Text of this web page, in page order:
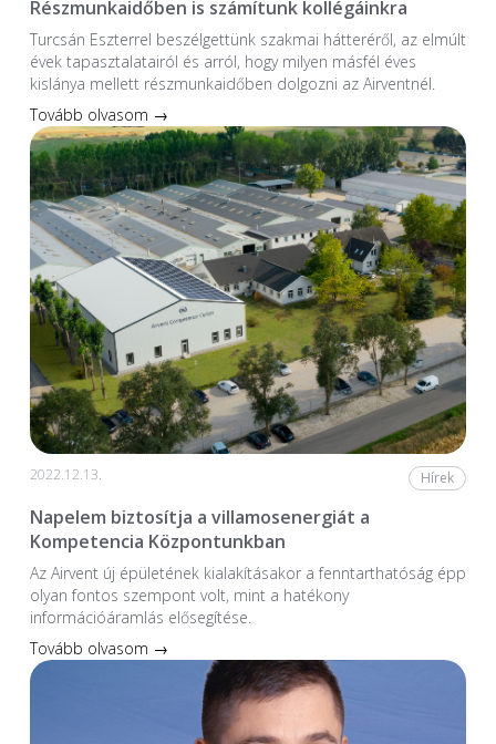
Részmunkaidőben is számítunk kollégáinkra
Turcsán Eszterrel beszélgettünk szakmai hátteréről, az elmúlt
évek tapasztalatairól és arról, hogy milyen másfél éves
kislánya mellett részmunkaidőben dolgozni az Airventnél.
Tovább olvasom →
2022.12.13. Hírek
Napelem biztosítja a villamosenergiát a
Kompetencia Központunkban
Az Airvent új épületének kialakításakor a fenntarthatóság épp
olyan fontos szempont volt, mint a hatékony
információáramlás elősegítése.
Tovább olvasom →